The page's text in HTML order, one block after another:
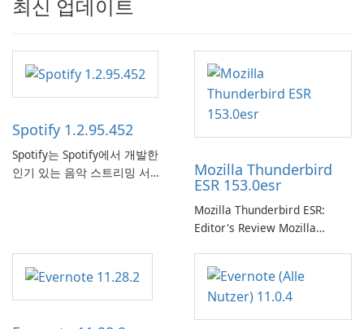
최신 업데이트
Spotify 1.2.95.452
Spotify는 Spotify에서 개발한
인기 있는 음악 스트리밍 서비
취 및 소셜 공유와 같은 기능을
통해 Spotify는 사용자가 좋아
Mozilla Thunderbird
ESR 153.0esr
Mozilla Thunderbird ESR:
Editor's Review Mozilla
Support Release) is the long-
term support channel of the
Thunderbird desktop email
client designed for